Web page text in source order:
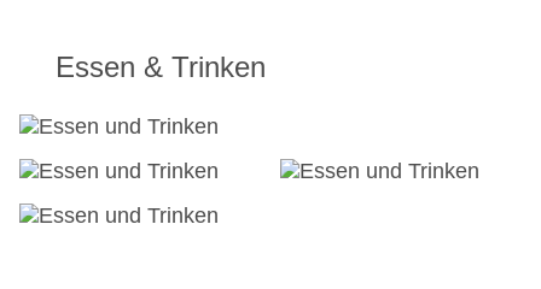
24h Rezeption
Parkplatz: gegen Gebühr
Check-out bis: 12:00:00
Konferenzraum
Hoteleröffnung: 2009
Essen & Trinken